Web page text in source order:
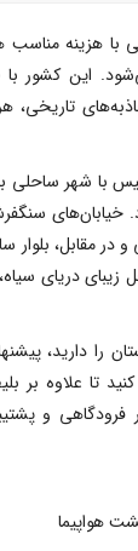
با هزینه
این کشور با
تاریخی،
با شهر ساحلی
خیابان‌های
در مقابل، بلوار
زیبای دریای
را دارید،
کنید تا علاوه
فرودگاهی و
هواپیما